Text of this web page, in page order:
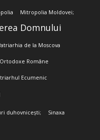
Mitropolia Moldovei;
Domnului
de la Moscova
Române
Ecumenic
duhovnicești; Sinaxa